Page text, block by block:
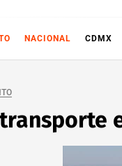
NACIONAL CDMX